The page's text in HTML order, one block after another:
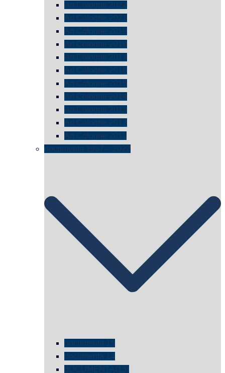
Art Cologne 2022
Art Cologne 2021
Art Cologne 2019
Art Cologne 2018
Art Cologne 2017
Art Cologne 2016
Art Cologne 2015
Art Cologne 2014
Art Cologne 2013
Art Cologne 2012
Art Cologne 2011
documenta 1987 – 2022
documenta 15
documenta 14
dOCUMENTA(13)